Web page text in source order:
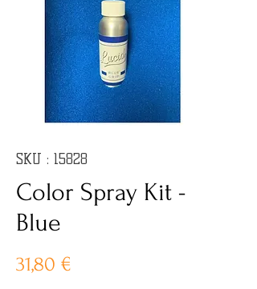
SKU : 15828
Color Spray Kit -
Blue
31,80 €